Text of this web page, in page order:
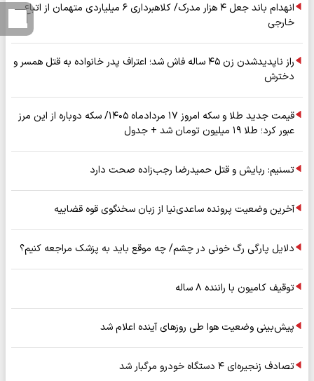
انهدام باند جعل ۴ هزار مدرک/ کلاهبرداری ۶ میلیاردی متهمان از اتباع
خارجی
راز ناپدیدشدن زن ۴۵ ساله فاش شد؛ اعتراف پدر خانواده به قتل همسر و
دخترش
قیمت جدید طلا و سکه امروز ۱۷ مردادماه ۱۴۰۵/ سکه دوباره از این مرز
عبور کرد؛ طلا ۱۹ میلیون تومان شد + جدول
تسنیم: ربایش و قتل حمیدرضا رجب‌زاده صحت دارد
آخرین وضعیت پرونده ساعدی‌نیا از زبان سخنگوی قوه قضاییه
دلایل پارگی رگ خونی در چشم/ چه موقع باید به پزشک مراجعه کنیم؟
توقیف کامیون با راننده ۸ ساله
پیش‌بینی وضعیت هوا طی روزهای آینده اعلام شد
تصادف زنجیره‌ای ۴ دستگاه خودرو مرگبار شد